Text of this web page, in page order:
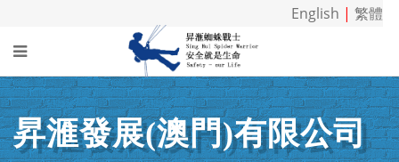
English |繁體
昇滙發展(澳門)有限公司